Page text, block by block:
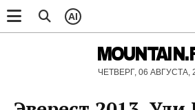
AI
ЧЕТВЕРГ, 06 АВГУСТА,